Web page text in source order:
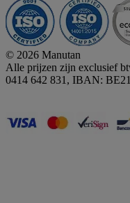
© 2026 Manutan
Alle prijzen zijn exclusief
0414 642 831, IBAN: